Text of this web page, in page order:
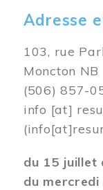
Adresse
103, rue
Moncton NB
(506) 857-
info [at]
du 15 juillet
du mercredi